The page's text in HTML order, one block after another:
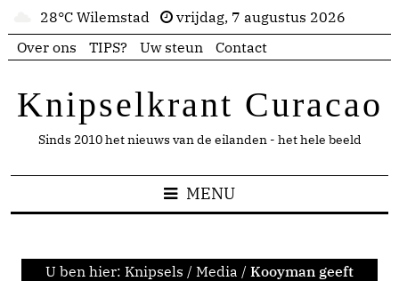
28°C Wilemstad
vrijdag, 7 augustus 2026
Over ons
TIPS? Uw steun Contact
Knipselkrant Curacao
Sinds 2010 het nieuws van de eilanden - het hele beeld
MENU
U ben hier: Knipsels / Media / Kooyman geeft